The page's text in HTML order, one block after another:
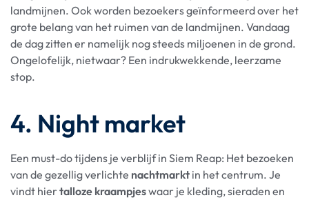
landmijnen. Ook worden bezoekers geïnformeerd over het
grote belang van het ruimen van de landmijnen. Vandaag
de dag zitten er namelijk nog steeds miljoenen in de grond.
Ongelofelijk, nietwaar? Een indrukwekkende, leerzame
stop.
4. Night market
Een must-do tijdens je verblijf in Siem Reap: Het bezoeken
van de gezellig verlichte nachtmarkt in het centrum. Je
vindt hiertalloze kraampjeswaar je kleding, sieraden en